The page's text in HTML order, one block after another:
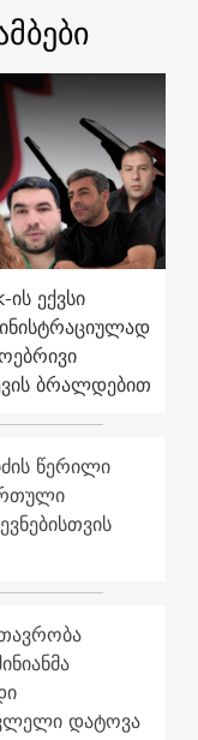
ის ექვსი
ბრალდებით
წერილი
დატოვა